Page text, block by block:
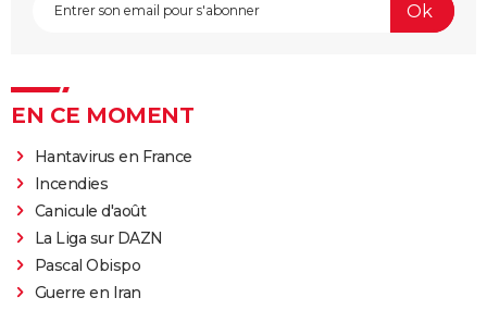
EN CE MOMENT
Hantavirus en France
Incendies
Canicule d'août
La Liga sur DAZN
Pascal Obispo
Guerre en Iran